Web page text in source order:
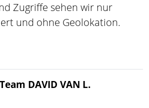
Zugriffe sehen wir nur
und ohne Geolokation.
DAVID VAN L.